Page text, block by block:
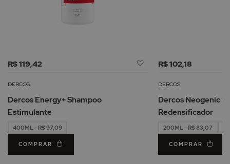
R$ 119,42
Adicionar
Lista
Desejos
DERCOS
Dercos Energy+ Shampoo
Estimulante
400ML - R$ 97,09
COMPRAR
R$ 102,18
DERCOS
Dercos Neogenic
Redensificador
200ML - R$ 83,07
COMPRAR